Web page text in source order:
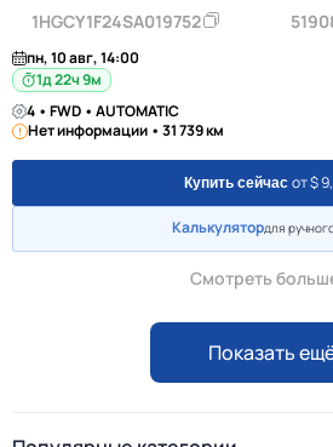
1HGCY1F24SA019752
пн, 10 авг, 14:00
1д 22ч 9м
4 • FWD • AUTOMATIC
Нет информации • 31 739 км
Купить сейчас от $
Калькулятордля
Смотреть
Показать